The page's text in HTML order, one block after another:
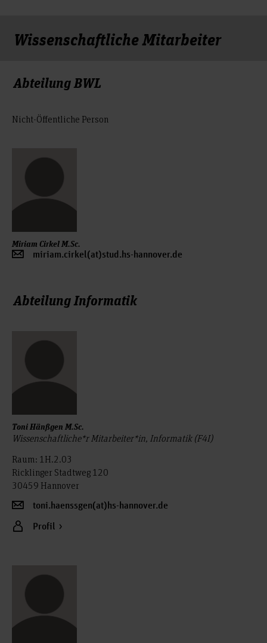
Wissenschaftliche Mitarbeiter
Abteilung BWL
Nicht-Öffentliche Person
Miriam Cirkel M.Sc.
miriam.cirkel(at)stud.hs-hannover.de
Abteilung Informatik
Toni Hänßgen M.Sc.
Wissenschaftliche*r Mitarbeiter*in, Informatik (F4I)
Raum: 1H.2.03
Ricklinger Stadtweg 120
30459 Hannover
toni.haenssgen(at)hs-hannover.de
Profil